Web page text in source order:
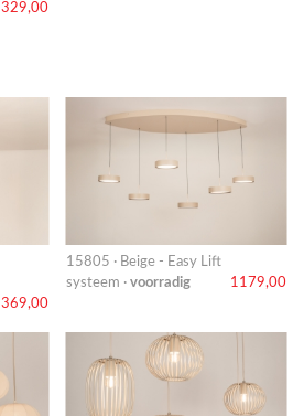
329,00
369,00
15805 · Beige - Easy Lift
systeem · voorradig 1179,00